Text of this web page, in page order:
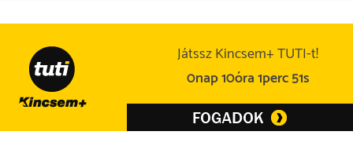
Játssz Kincsem+ TUTI-t!
0nap 10óra 1perc 50s